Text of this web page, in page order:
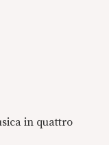
in quattro